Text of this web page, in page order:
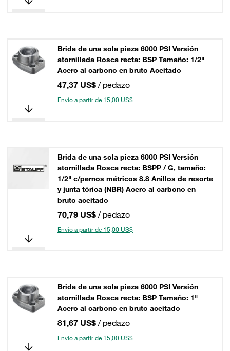
Brida de una sola pieza 6000 PSI Versión
atornillada Rosca recta: BSP Tamaño: 1/2"
Acero al carbono en bruto Aceitado
47,37 US$ / pedazo
Envío a partir de 15,00 US$
Brida de una sola pieza 6000 PSI Versión
atornillada Rosca recta: BSPP / G, tamaño:
1/2" c/pernos métricos 8.8 Anillos de resorte
y junta tórica (NBR) Acero al carbono en
bruto aceitado
70,79 US$ / pedazo
Envío a partir de 15,00 US$
Brida de una sola pieza 6000 PSI Versión
atornillada Rosca recta: BSP Tamaño: 1"
Acero al carbono en bruto aceitado
81,67 US$ / pedazo
Envío a partir de 15,00 US$